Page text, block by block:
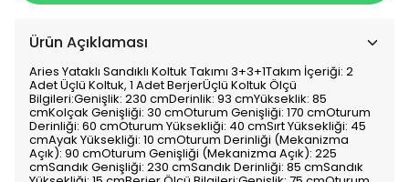
Ürün Açıklaması
Aries Yataklı Sandıklı Koltuk Takımı 3+3+1Takım İçeriği: 2
Adet Üçlü Koltuk, 1 Adet BerjerÜçlü Koltuk Ölçü
Bilgileri:Genişlik: 230 cmDerinlik: 93 cmYükseklik: 85
cmKolçak Genişliği: 30 cmOturum Genişliği: 170 cmOturum
Derinliği: 60 cmOturum Yüksekliği: 40 cmSırt Yüksekliği: 45
cmAyak Yüksekliği: 10 cmOturum Derinliği (Mekanizma
Açık): 90 cmOturum Genişliği (Mekanizma Açık): 225
cmSandık Genişliği: 230 cmSandık Derinliği: 85 cmSandık